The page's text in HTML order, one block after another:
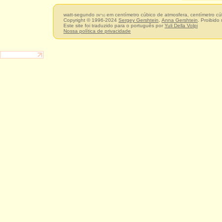
watt-segundo (W*s) em centímetro cúbico de atmosfera, centímetro
Copyright © 1996-2024 Sergey Gershtein Anna Gershtein .
Este site foi traduzido para o português por Yuli Della Volpi
Nossa política de privacidade